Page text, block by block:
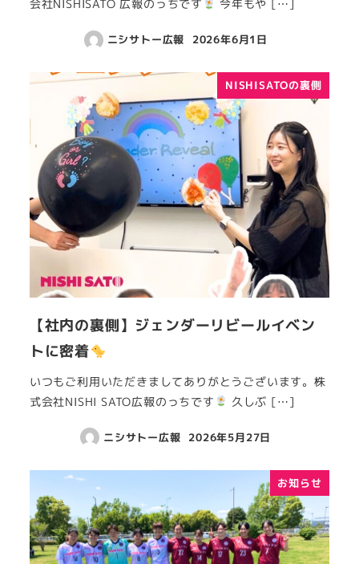
会社NISHISATO 広報のっちです 今年もや […]
ニシサトー広報 2026年6月1日
NISHISATOの裏側
【社内の裏側】ジェンダーリビールイベン
トに密着
いつもご利用いただきましてありがとうございます。株
式会社NISHI SATO広報のっちです
久しぶ […]
ニシサトー広報 2026年5月27日
お知らせ